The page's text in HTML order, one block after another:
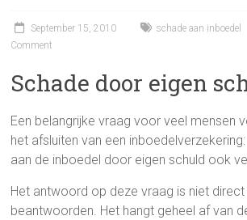
September 15, 2010 schade aan inboedel
Comment
Schade door eigen
Een belangrijke vraag voor veel mensen
het afsluiten van een
aan de inboedel door eigen schuld ook
Het antwoord op deze vraag is niet
beantwoorden. Het hangt geheel af van